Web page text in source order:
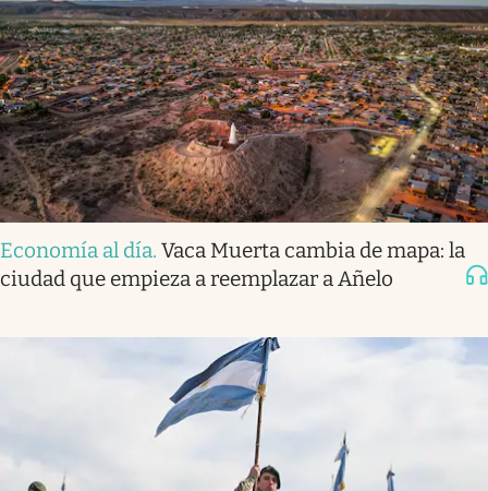
Economía al día. Vaca Muerta cambia de mapa: la
ciudad que empieza a reemplazar a Añelo